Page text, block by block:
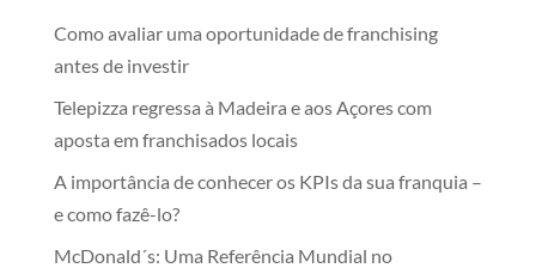
Como avaliar uma oportunidade de franchising
antes de investir
Telepizza regressa à Madeira e aos Açores com
aposta em franchisados locais
A importância de conhecer os KPIs da sua franquia –
e como fazê-lo?
McDonald´s: Uma Referência Mundial no